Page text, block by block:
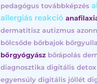
pedagógus továbbképzés
allergiás reakció
dermatitisz autizmus
bölcsőde bőrbajok
bőrgyógyász bőrápolás
diagnosztika digitális detox
egyensúly digitális jóllét